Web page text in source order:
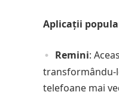
Aplicații
Remini:
transformându-
telefoane mai